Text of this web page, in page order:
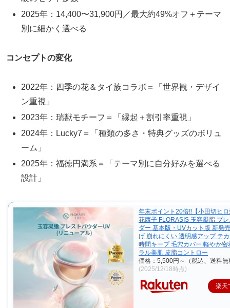
2025年：14,400〜31,900円／最大約49%オフ＋テーマ
別に細かく選べる
コンセプトの変化
2022年：四季の花＆タイ族コラボ＝「世界観・デザイ
ン重視」
2023年：瑞獣モチーフ＝「縁起＋割引率重視」
2024年：Lucky7＝「種類の多さ・特典グッズのボリュ
ーム」
2025年：福徳円満系＝「テーマ別に自分好みを選べる
設計」
年末ポイント20倍‼【小田切ヒ
花西子 FLORASIS 玉容凝脂 プ
ダー 基本版・UVカット版 新発
げ 崩れにくい 透明感アップ テ
時間キープ 毛穴カバー 軽やか密
ラル美肌 皮脂コントロー
価格：5,500円～（税込、送料無
(2025/12/18時点)
楽天